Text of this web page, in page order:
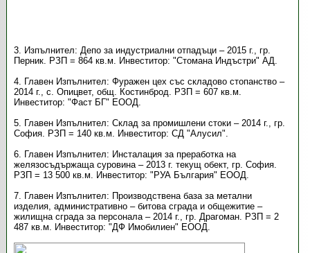
3. Изпълнител: Депо за индустриални отпадъци – 2015 г., гр.
Перник. РЗП = 864 кв.м. Инвеститор: "Стомана Индъстри" АД.
4. Главен Изпълнител: Фуражен цех със складово стопанство –
2014 г., с. Опицвет, общ. Костинброд. РЗП = 607 кв.м.
Инвеститор: "Фаст БГ" ЕООД.
5. Главен Изпълнител: Склад за промишлени стоки – 2014 г., гр.
София. РЗП = 140 кв.м. Инвеститор: СД "Алусил".
6. Главен Изпълнител: Инсталация за преработка на
желязосъдържаща суровина – 2013 г. текущ обект, гр. София.
РЗП = 13 500 кв.м. Инвеститор: "РУА България" ЕООД.
7. Главен Изпълнител: Производствена база за метални
изделия, административно – битова сграда и общежитие –
жилищна сграда за персонала – 2014 г., гр. Драгоман. РЗП = 2
487 кв.м. Инвеститор: "ДФ Имобилиен" ЕООД.